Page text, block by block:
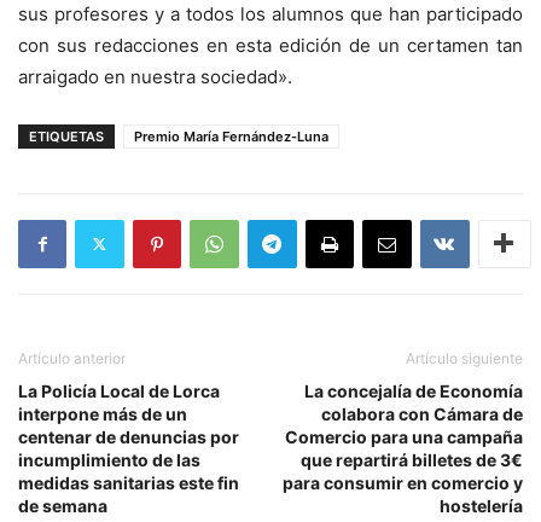
sus profesores y a todos los alumnos que han participado
con sus redacciones en esta edición de un certamen tan
arraigado en nuestra sociedad».
ETIQUETAS Premio María Fernández-Luna
Artículo anterior
La Policía Local de Lorca
interpone más de un
centenar de denuncias por
incumplimiento de las
medidas sanitarias este fin
de semana
Artículo siguiente
La concejalía de Economía
colabora con Cámara de
Comercio para una campaña
que repartirá billetes de 3€
para consumir en comercio y
hostelería